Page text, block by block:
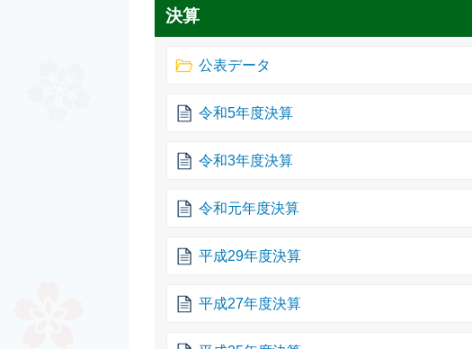
決算
公表データ
令和5年度決算
令和3年度決算
令和元年度決算
平成29年度決算
平成27年度決算